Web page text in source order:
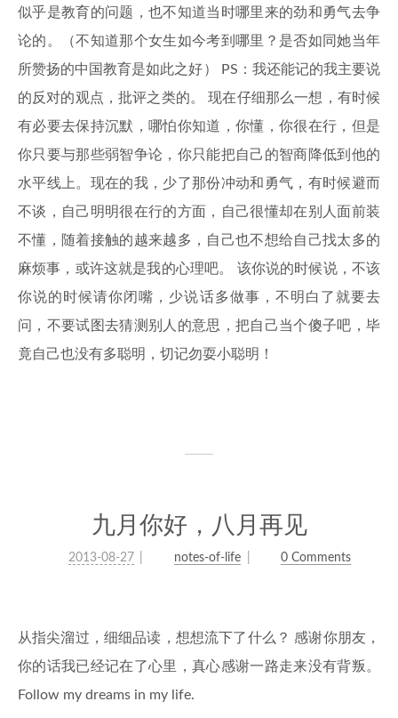
似乎是教育的问题，也不知道当时哪里来的劲和勇气去争
论的。（不知道那个女生如今考到哪里？是否如同她当年
所赞扬的中国教育是如此之好） PS：我还能记的我主要说
的反对的观点，批评之类的。 现在仔细那么一想，有时候
有必要去保持沉默，哪怕你知道，你懂，你很在行，但是
你只要与那些弱智争论，你只能把自己的智商降低到他的
水平线上。现在的我，少了那份冲动和勇气，有时候避而
不谈，自己明明很在行的方面，自己很懂却在别人面前装
不懂，随着接触的越来越多，自己也不想给自己找太多的
麻烦事，或许这就是我的心理吧。 该你说的时候说，不该
你说的时候请你闭嘴，少说话多做事，不明白了就要去
问，不要试图去猜测别人的意思，把自己当个傻子吧，毕
竟自己也没有多聪明，切记勿耍小聪明！
九月你好，八月再见
2013-08-27 notes-of-life 0 Comments
从指尖溜过，细细品读，想想流下了什么？ 感谢你朋友，
你的话我已经记在了心里，真心感谢一路走来没有背叛。
Follow my dreams in my life.